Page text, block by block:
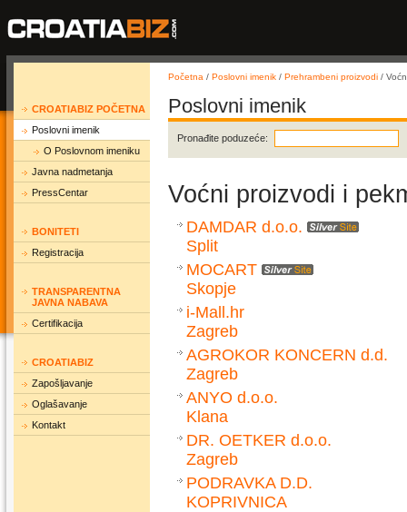
CROATIABIZ POČETNA
Poslovni imenik
O Poslovnom imeniku
Javna nadmetanja
PressCentar
BONITETI
Registracija
TRANSPARENTNA
JAVNA NABAVA
Certifikacija
CROATIABIZ
Zapošljavanje
Oglašavanje
Kontakt
Početna / Poslovni imenik / Prehrambeni proizvodi /
Poslovni imenik
Pronađite poduzeće:
Voćni proizvodi i
DAMDAR d.o.o.
Split
MOCART
Skopje
i-Mall.hr
Zagreb
AGROKOR KONCERN d.d.
Zagreb
ANYO d.o.o.
Klana
DR. OETKER d.o.o.
Zagreb
PODRAVKA D.D.
KOPRIVNICA